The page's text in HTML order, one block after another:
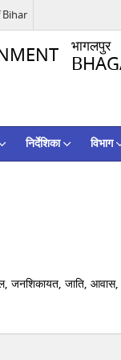
भागलपुर
निर्देशिका विभाग
जनशिकायत, जाति,